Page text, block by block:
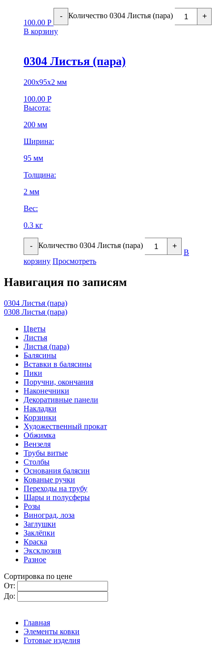
100.00 Р
- Количество 0304 Листья (пара)
+
В корзину
0304 Листья (пара)
200х95х2 мм
100.00 Р
Высота:
200 мм
Ширина:
95 мм
Толщина:
2 мм
Вес:
0.3 кг
- Количество 0304 Листья (пара) +
В
корзину Просмотреть
Навигация по записям
0304 Листья (пара)
0308 Листья (пара)
Цветы
Листья
Листья (пара)
Балясины
Вставки в балясины
Пики
Поручни, окончания
Наконечники
Декоративные панели
Накладки
Корзинки
Художественный прокат
Обжимка
Вензеля
Трубы витые
Столбы
Основания балясин
Кованые ручки
Переходы на трубу
Шары и полусферы
Розы
Виноград, лоза
Заглушки
Заклёпки
Краска
Эксклюзив
Разное
Сортировка по цене
От:
До:
Главная
Элементы ковки
Готовые изделия